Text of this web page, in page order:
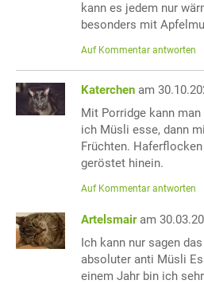
kann es jedem nur
besonders mit
Auf Kommentar antworten
Katerchen am
Mit Porridge kann
ich Müsli esse, dann
Früchten.
geröstet hinein.
Auf Kommentar antworten
Artelsmair am
Ich kann nur sagen
absoluter anti Müsli
einem Jahr bin ich